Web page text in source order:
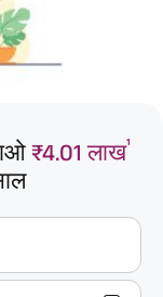
₹4.01 लाख¹